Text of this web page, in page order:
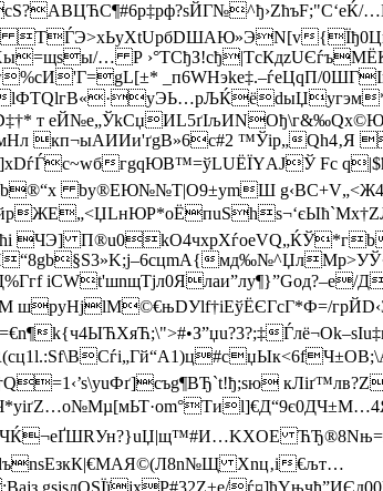
ТЃЭ>xЬyХtUpбDША­Ю»ЭN[v
… Р
_п6WНэkе‡.–ѓeЦqП/
т
кп¬ыAИИи'ґgВ»6с#2 ™Ўір„
гgqЮB™=ўLUЁЇYАJЎ Fc
by®ЕЮ№№T|О9±ymШ
ЧЭ] П®u0kО4чхpXѓоeVQ„ЌЎ*гb
шруНjlM©€њDУlf†іЕўЁЄГcГ*Ф=/
k{ч4ЫЋХяЋ;\">#•З”џu?3?;‡
Xnц‚і€љт…
gѕјsлОЅЇїјxP#32Z±e/